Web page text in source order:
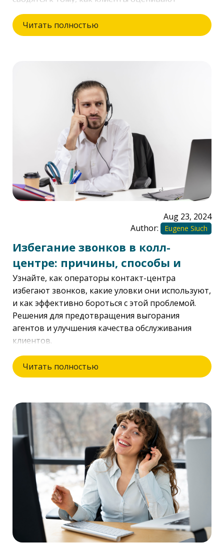
взаимодействие с вашим брендом. Важно
понимать, что эффективное управление
взаимодействием с клиентами помогает не
существующих клиентов в лояльных
очередь, способствует стабильности и успеху
Читать полностью
Aug 23, 2024
Author:
Eugene Siuch
Избегание звонков в колл-
центре: причины, способы и
методы решения
Узнайте, как операторы контакт-центра
избегают звонков, какие уловки они используют,
и как эффективно бороться с этой проблемой.
Решения для предотвращения выгорания
агентов и улучшения качества обслуживания
клиентов.
Читать полностью